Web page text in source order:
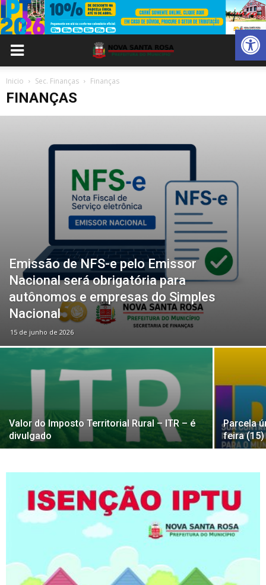
Abrir
Inicio Sec. Finanças Finanças
FINANÇAS
Emissão de NFS-e pelo Emissor
Nacional será obrigatória para
autônomos e empresas do Simples
Nacional
15 de junho de 2026
Valor do Imposto Territorial Rural – ITR – é
divulgado
Parcela
feira (15)